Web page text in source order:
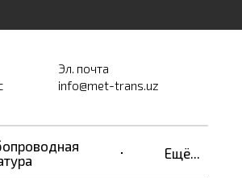
Эл. почта
info@met-trans.uz
Ещё...